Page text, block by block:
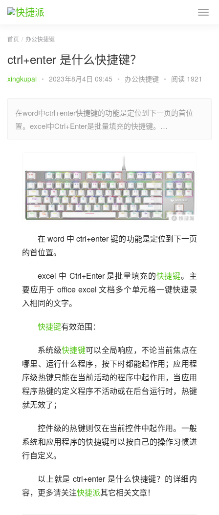
首页 办公快捷键
ctrl+enter 是什么快捷键？
xingkupai • 2023年8月4日 09:45 • 办公快捷键 • 阅读 1921
在word中ctrl+enter快捷键的功能是定位到下一页的首位
置。excel中Ctrl+Enter是批量填充的快捷键。…
在 word 中 ctrl+enter 键的功能是定位到下一页
的首位置。
excel 中 Ctrl+Enter 是批量填充的快捷键。主
要应用于 office excel 文档多个单元格一键快速录
入相同的文字。
快捷键有效范围：
系统级快捷键可以全局响应，不论当前焦点在
哪里、运行什么程序，按下时都能起作用；应用程
序级热键只能在当前活动的程序中起作用，当应用
程序热键的定义程序不活动或在后台运行时，热键
就无效了；
控件级的热键则仅在当前控件中起作用。一般
系统和应用程序的快捷键可以按自己的操作习惯进
行自定义。
以上就是 ctrl+enter 是什么快捷键？的详细内
容，更多请关注快捷派其它相关文章！